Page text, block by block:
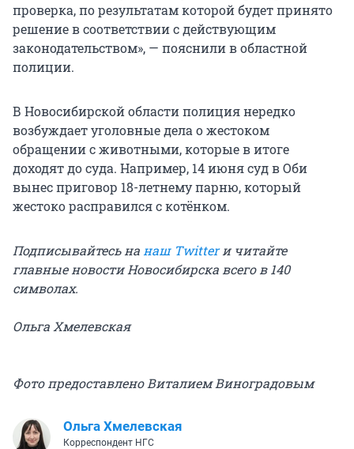
проверка, по результатам которой будет принято
решение в соответствии с действующим
законодательством», — пояснили в областной
полиции.
В Новосибирской области полиция нередко
возбуждает уголовные дела о жестоком
обращении с животными, которые в итоге
доходят до суда. Например, 14 июня суд в Оби
вынес приговор 18-летнему парню, который
жестоко расправился с котёнком.
Подписывайтесь на наш Twitterи читайте
главные новости Новосибирска всего в 140
символах.
Ольга Хмелевская
Фото предоставлено Виталием Виноградовым
Ольга Хмелевская
Корреспондент НГС